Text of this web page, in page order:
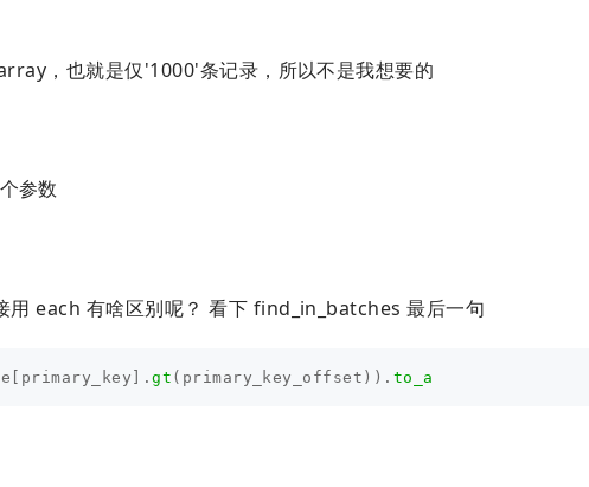
，也就是仅'1000'条记录，所以不是我想要的
参数
用 each 有啥区别呢？ 看下 find_in_batches 最后一句
[ primary_key ].gt ( primary_key_offset )). to_a